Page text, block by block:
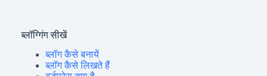
ब्लॉग्गिंग सीखें
ब्लॉग कैसे बनायें
ब्लॉग कैसे लिखते हैं